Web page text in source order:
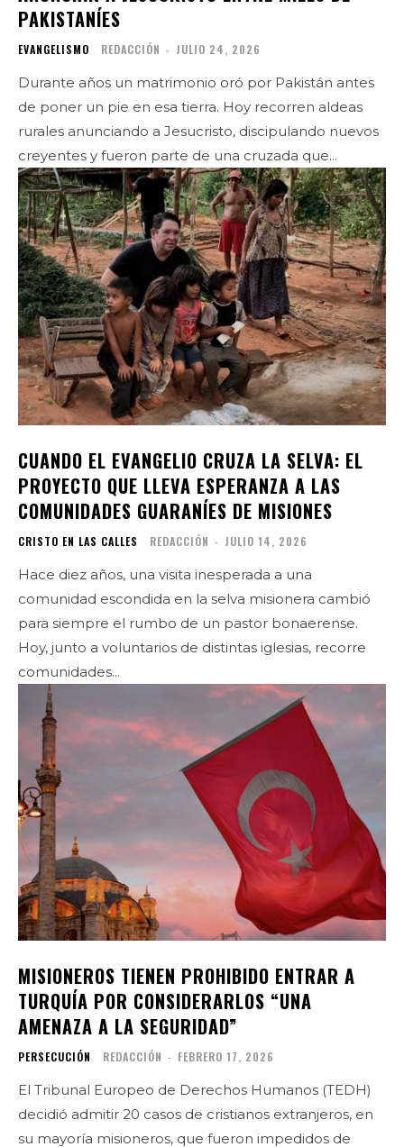
PAKISTANÍES
EVANGELISMO REDACCIÓN - JULIO 24, 2026
Durante años un matrimonio oró por Pakistán antes
de poner un pie en esa tierra. Hoy recorren aldeas
rurales anunciando a Jesucristo, discipulando nuevos
creyentes y fueron parte de una cruzada que...
CUANDO EL EVANGELIO CRUZA LA SELVA: EL
PROYECTO QUE LLEVA ESPERANZA A LAS
COMUNIDADES GUARANÍES DE MISIONES
CRISTO EN LAS CALLES REDACCIÓN - JULIO 14, 2026
Hace diez años, una visita inesperada a una
comunidad escondida en la selva misionera cambió
para siempre el rumbo de un pastor bonaerense.
Hoy, junto a voluntarios de distintas iglesias, recorre
comunidades...
MISIONEROS TIENEN PROHIBIDO ENTRAR A
TURQUÍA POR CONSIDERARLOS “UNA
AMENAZA A LA SEGURIDAD”
PERSECUCIÓN REDACCIÓN - FEBRERO 17, 2026
El Tribunal Europeo de Derechos Humanos (TEDH)
decidió admitir 20 casos de cristianos extranjeros, en
su mayoría misioneros, que fueron impedidos de